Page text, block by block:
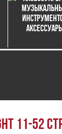
Аксессуары
11-52